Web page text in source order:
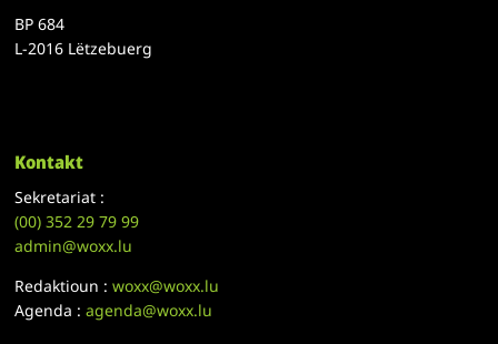
BP 684
L-2016 Lëtzebuerg
Kontakt
Sekretariat :
(00)352 29 79 99
admin@woxx.lu
Redaktioun :woxx@woxx.lu
Agenda :agenda@woxx.lu